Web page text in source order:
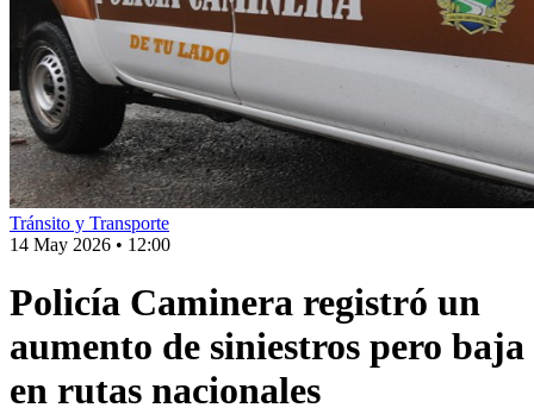
Tránsito y Transporte
14 May 2026 • 12:00
Policía Caminera registró un
aumento de siniestros pero baja
en rutas nacionales